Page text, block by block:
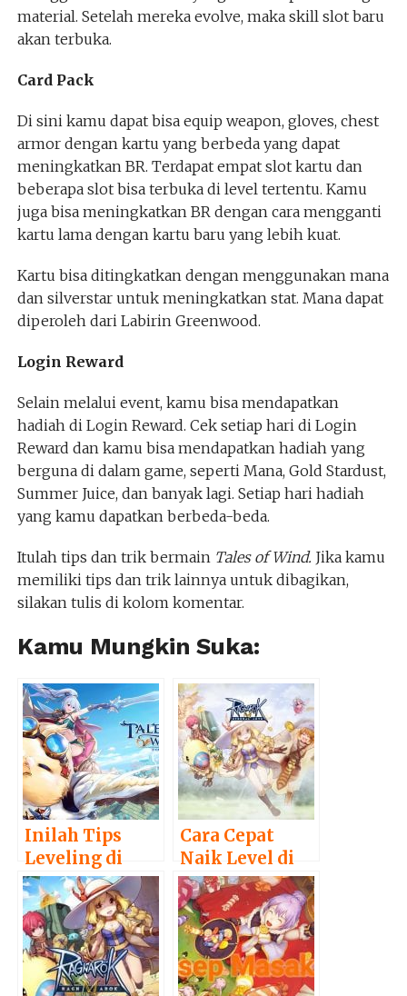
material. Setelah mereka evolve, maka skill slot baru
akan terbuka.
Card Pack
Di sini kamu dapat bisa equip weapon, gloves, chest
armor dengan kartu yang berbeda yang dapat
meningkatkan BR. Terdapat empat slot kartu dan
beberapa slot bisa terbuka di level tertentu. Kamu
juga bisa meningkatkan BR dengan cara mengganti
kartu lama dengan kartu baru yang lebih kuat.
Kartu bisa ditingkatkan dengan menggunakan mana
dan silverstar untuk meningkatkan stat. Mana dapat
diperoleh dari Labirin Greenwood.
Login Reward
Selain melalui event, kamu bisa mendapatkan
hadiah di Login Reward. Cek setiap hari di Login
Reward dan kamu bisa mendapatkan hadiah yang
berguna di dalam game, seperti Mana, Gold Stardust,
Summer Juice, dan banyak lagi. Setiap hari hadiah
yang kamu dapatkan berbeda-beda.
Itulah tips dan trik bermain Tales of Wind. Jika kamu
memiliki tips dan trik lainnya untuk dibagikan,
silakan tulis di kolom komentar.
Kamu Mungkin Suka:
Inilah Tips
Leveling di
Tales of Wind
(Laplace M)
Cara Cepat
Naik Level di
Ragnarok M:
Eternal Love